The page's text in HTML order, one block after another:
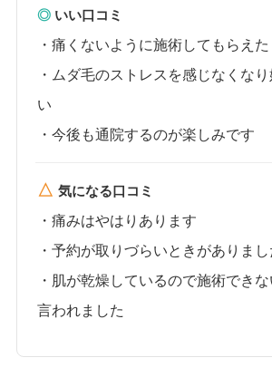
◎いい口コミ
・痛くないように施術してもらえた
・ムダ毛のストレスを感じなくなり
い
・今後も通院するのが楽しみです
△ 気になる口コミ
・痛みはやはりあります
・予約が取りづらいときがありまし
・ 肌が乾燥しているので施術できな
言われました